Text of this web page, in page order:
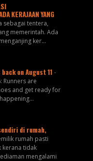
KERAJAAN YANG
sebagai tentera,
memerintah. Ada
ker...
on August 11 -
Runners are
and get ready for
di rumah,
rumah pasti
kerana tidak
mengalami